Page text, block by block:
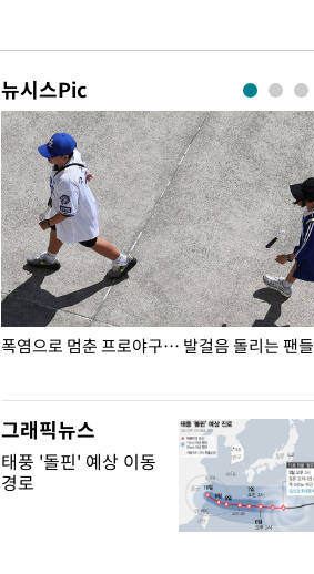
뉴시스Pic
폭염으로 멈춘 프로야구… 발걸음 돌리는 팬들
그래픽뉴스
태풍 '돌핀' 예상 이동
경로